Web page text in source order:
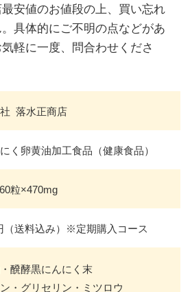
安値のお値段の上、買い忘れ
具体的にご不明の点などがあ
軽に一度、問合わせくださ
落水正商店
く卵黄油加工食品（健康食品）
粒×470mg
（送料込み）※定期購入コース
醗酵黒にんにく末
・グリセリン・ミツロウ